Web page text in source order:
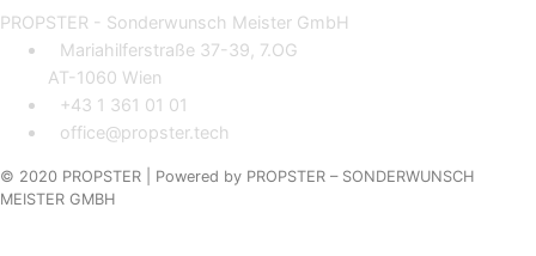
PROPSTER - Sonderwunsch Meister GmbH
Mariahilferstraße 37-39, 7.OG
AT-1060 Wien
+43 1 361 01 01
office@propster.tech
© 2020 PROPSTER | Powered by PROPSTER – SONDERWUNSCH
MEISTER GMBH